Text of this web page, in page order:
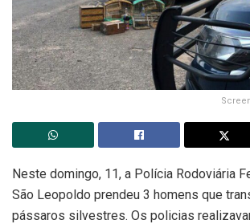
Neste domingo, 11, a Polícia Rodoviária
São Leopoldo prendeu 3 homens que
pássaros silvestres. Os policias